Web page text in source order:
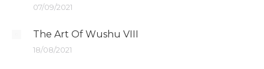
07/09/2021
The Art Of Wushu VIII
18/08/2021